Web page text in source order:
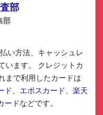
部
部
い方法、キャッシュレ
います。 クレジットカ
まで利用したカードは
ド エポスカード
楽天
ードなどです。